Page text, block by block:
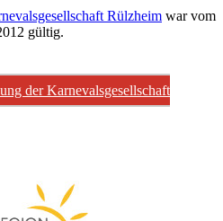
Rülzheim war vom
gültig.
der Karnevalsgesellschaft